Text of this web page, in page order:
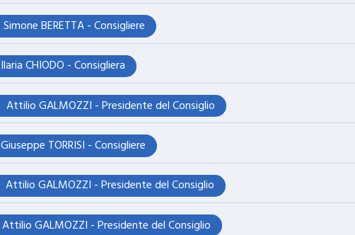
Simone BERETTA - Consigliere
Ilaria CHIODO - Consigliera
Attilio GALMOZZI - Presidente del Consiglio
Giuseppe TORRISI - Consigliere
Attilio GALMOZZI - Presidente del Consiglio
Attilio GALMOZZI - Presidente del Consiglio